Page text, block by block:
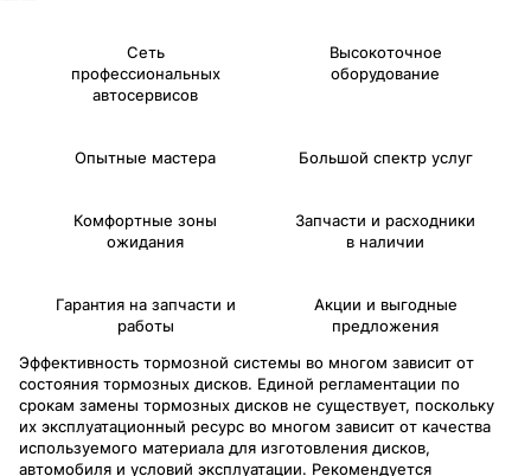
Сеть
профессиональных
автосервисов
Высокоточное
оборудование
Опытные мастера Большой спектр услуг
Комфортные зоны
ожидания
Запчасти и расходники
в наличии
Гарантия на запчасти и
работы
Акции и выгодные
предложения
Эффективность тормозной системы во многом зависит от
состояния тормозных дисков. Единой регламентации по
срокам замены тормозных дисков не существует, поскольку
их эксплуатационный ресурс во многом зависит от качества
используемого материала для изготовления дисков,
автомобиля и условий эксплуатации. Рекомендуется